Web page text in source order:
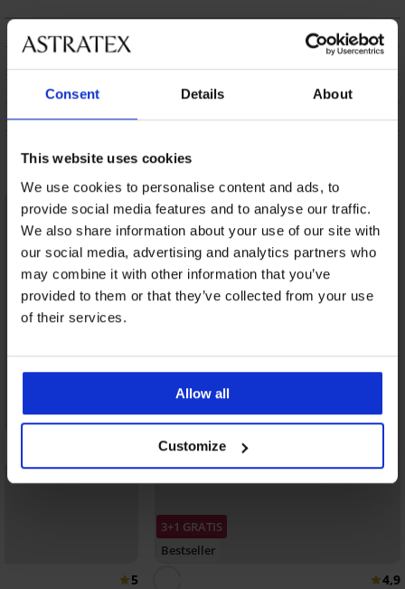
Consent Details About
This website uses cookies
We use cookies to personalise content and ads, to
provide social media features and to analyse our traffic.
We also share information about your use of our site with
our social media, advertising and analytics partners who
may combine it with other information that you’ve
provided to them or that they’ve collected from your use
of their services.
Allow all
Customize
BESCHRIJVING
RUILEN
ONDERHOUD EN WASSEN
Misschien vindt u dit ook leuk
5
3+1 GRATIS
Bestseller
4,9